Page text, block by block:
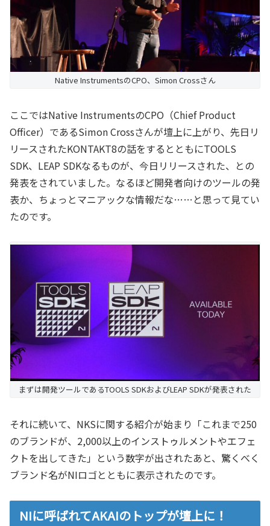
Native InstrumentsのCPO、Simon Crossさん
ここではNative InstrumentsのCPO（Chief Product
Officer）であるSimon Crossさんが壇上に上がり、先日リ
リースされたKONTAKT8の話をするとともにTOOLS
SDK、LEAP SDKなるものが、今日リリースされた、との
発表をされていました。なるほど開発者向けのツールの発
表か、ちょっとマニアックな情報だな……と思って見てい
たのです。
まずは開発ツールであるTOOLS SDKおよびLEAP SDKが発表された
それに続いて、NKSに関する紹介が始まり「これまで250
のブランドが、2,000以上のインストゥルメントやエフェ
クトを出してきた」という数字が出されたあと、驚くべく
ブランド名がNIロゴとともに表示されたのです。
NIに呼ばれてAKAIのトップが壇上に！